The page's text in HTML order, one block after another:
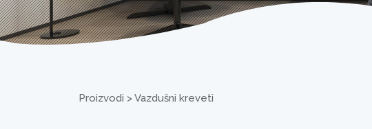
Proizvodi >Vazdušni kreveti